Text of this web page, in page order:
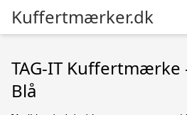
Kuffertmærker.dk
TAG-IT Kuffertmærke
Blå